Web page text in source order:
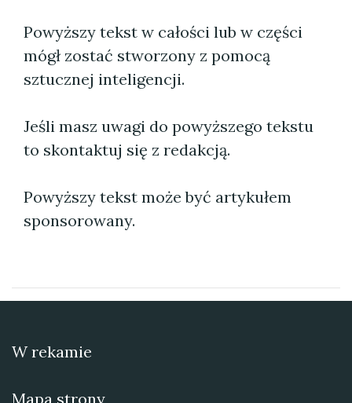
Powyższy tekst w całości lub w części
mógł zostać stworzony z pomocą
sztucznej inteligencji.
Jeśli masz uwagi do powyższego tekstu
to skontaktuj się z redakcją.
Powyższy tekst może być artykułem
sponsorowany.
W rekamie
Mapa strony